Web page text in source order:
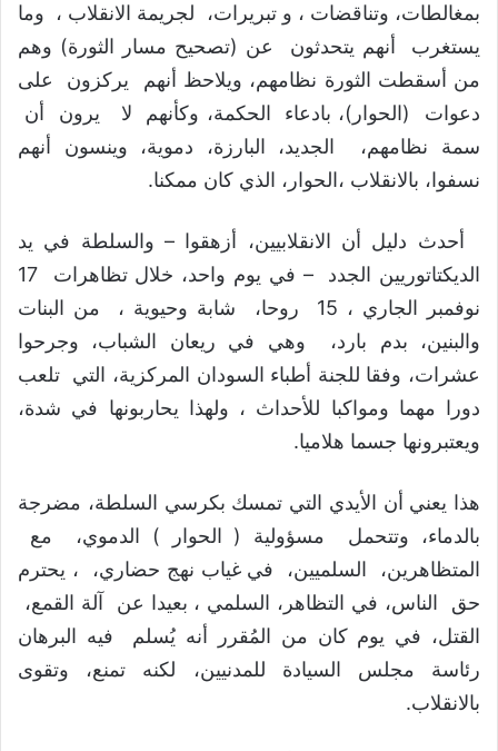
بمغالطات، وتناقضات ، و تبريرات، لجريمة الانقلاب ، وما
يستغرب أنهم يتحدثون عن (تصحيح مسار الثورة) وهم
من أسقطت الثورة نظامهم، ويلاحظ أنهم يركزون على
دعوات (الحوار)، بادعاء الحكمة، وكأنهم لا يرون أن
سمة نظامهم، الجديد، البارزة، دموية، وينسون أنهم
نسفوا، بالانقلاب ،الحوار، الذي كان ممكنا.
أحدث دليل أن الانقلابيين، أزهقوا – والسلطة في يد
الديكتاتوريين الجدد – في يوم واحد، خلال تظاهرات 17
نوفمبر الجاري ، 15 روحا، شابة وحيوية ، من البنات
والبنين، بدم بارد، وهي في ريعان الشباب، وجرحوا
عشرات، وفقا للجنة أطباء السودان المركزية، التي تلعب
دورا مهما ومواكبا للأحداث ، ولهذا يحاربونها في شدة،
ويعتبرونها جسما هلاميا.
هذا يعني أن الأيدي التي تمسك بكرسي السلطة، مضرجة
بالدماء، وتتحمل مسؤولية ( الحوار ) الدموي، مع
المتظاهرين، السلميين، في غياب نهج حضاري، ، يحترم
حق الناس، في التظاهر، السلمي ، بعيدا عن آلة القمع،
القتل، في يوم كان من المُقرر أنه يُسلم فيه البرهان
رئاسة مجلس السيادة للمدنيين، لكنه تمنع، وتقوى
بالانقلاب.